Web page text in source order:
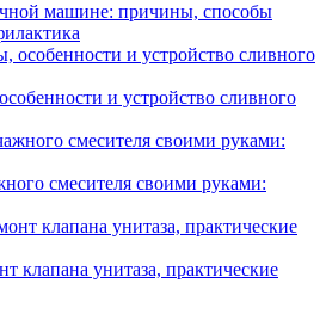
машине: причины, способы
и устройство сливного
смесителя своими руками:
клапана унитаза, практические